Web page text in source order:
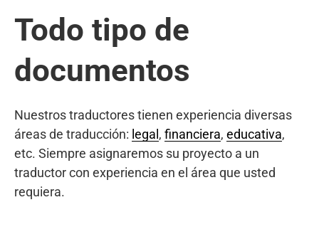
Todo tipo de
documentos
Nuestros traductores tienen experiencia diversas
áreas de traducción: legal , financiera, educativa,
etc. Siempre asignaremos su proyecto a un
traductor con experiencia en el área que usted
requiera.